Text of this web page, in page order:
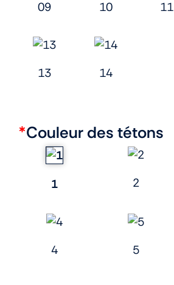
09 10 11
13 14
*Couleur des tétons
1 2
4 5